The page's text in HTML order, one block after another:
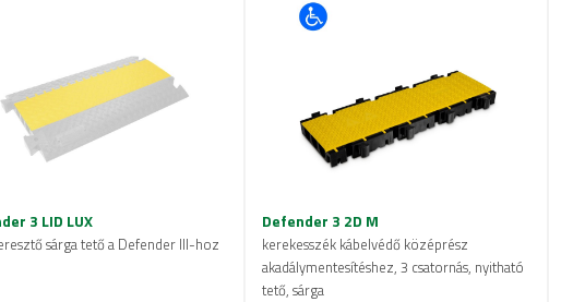
3 LID LUX
sárga tető a Defender III-hoz
Defender 3 2D M
kerekesszék kábelvédő középrész
akadálymentesítéshez, 3 csatornás, nyitható
tető, sárga